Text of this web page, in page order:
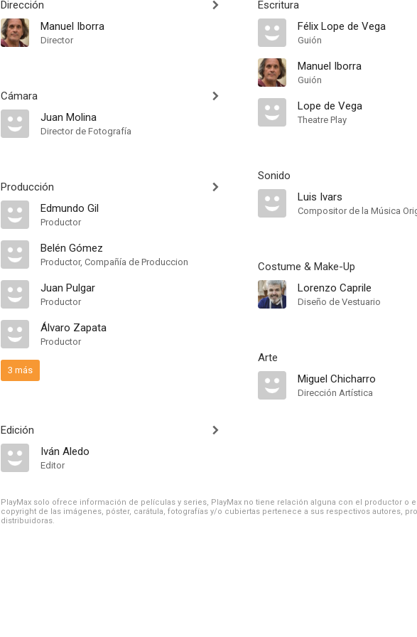
Dirección
Manuel Iborra
Director
Cámara
Juan Molina
Director de Fotografía
Producción
Edmundo Gil
Productor
Belén Gómez
Productor, Compañía de Produccion
Juan Pulgar
Productor
Álvaro Zapata
Productor
3 más
Edición
Iván Aledo
Editor
Escritura
Félix Lope de Vega
Guión
Manuel Iborra
Guión
Lope de Vega
Theatre Play
Sonido
Luis Ivars
Compositor de la Música
Costume & Make-Up
Lorenzo Caprile
Diseño de Vestuario
Arte
Miguel Chicharro
Dirección Artística
PlayMax solo ofrece información de películas y series, PlayMax no tiene relación alguna con el productor o
copyright de las imágenes, póster, carátula, fotografías y/o cubiertas pertenece a sus respectivos autores,
distribuidoras.